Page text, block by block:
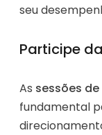
seu
Participe
As sessões
fundamental